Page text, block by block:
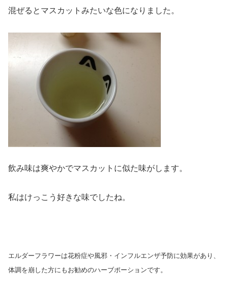
混ぜるとマスカットみたいな色になりました。
飲み味は爽やかでマスカットに似た味がします。
私はけっこう好きな味でしたね。
エルダーフラワーは花粉症や風邪・インフルエンザ予防に効果があり、
体調を崩した方にもお勧めのハーブポーションです。